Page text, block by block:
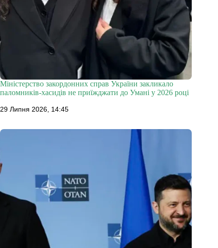
Міністерство закордонних справ України закликало
паломників-хасидів не приїжджати до Умані у 2026 році
29 Липня 2026, 14:45